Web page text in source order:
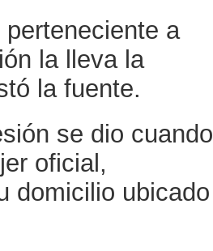
a
la lleva la
la fuente.
se dio cuando
oficial,
domicilio ubicado